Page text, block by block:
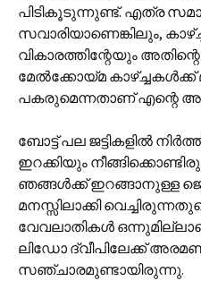
പിടികൂടുന്നുണ്ട്. എത്ര
സവാരിയാണെങ്കിലും,
വികാരത്തിന്റേയും
മേൽക്കോയ്മ കാഴ്ച്ചകൾക്ക്
പകരുമെന്നതാണ് എന്റെ
ബോട്ട് പല ജട്ടികളിൽ
ഇറക്കിയും
ഞങ്ങൾക്ക് ഇറങ്ങാനുള്ള
മനസ്സിലാക്കി
വേവലാതികൾ
ലിഡോ ദ്വീപിലേക്ക്
സഞ്ചാരമുണ്ടായിരുന്നു.